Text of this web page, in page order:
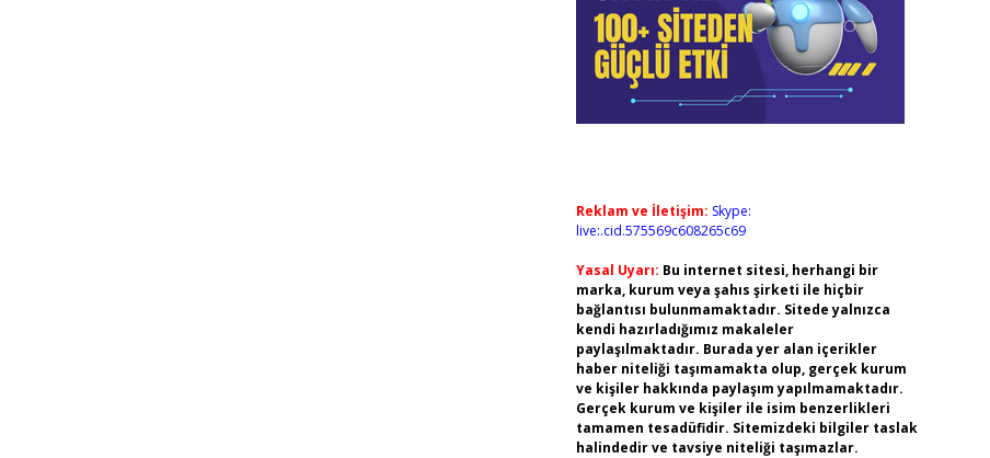
Reklam ve İletişim: Skype:
live:.cid.575569c608265c69
Yasal Uyarı: Bu internet sitesi, herhangi bir
marka, kurum veya şahıs şirketi ile hiçbir
bağlantısı bulunmamaktadır. Sitede yalnızca
kendi hazırladığımız makaleler
paylaşılmaktadır. Burada yer alan içerikler
haber niteliği taşımamakta olup, gerçek kurum
ve kişiler hakkında paylaşım yapılmamaktadır.
Gerçek kurum ve kişiler ile isim benzerlikleri
tamamen tesadüfidir. Sitemizdeki bilgiler taslak
halindedir ve tavsiye niteliği taşımazlar.